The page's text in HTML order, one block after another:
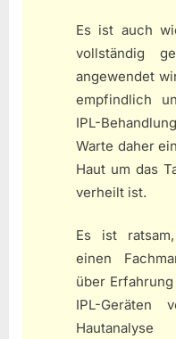
Es ist auch
vollständig
angewendet
empfindlich
IPL-
Warte daher
Haut um das
verheilt ist.
Es ist
einen
über
IPL-Geräten